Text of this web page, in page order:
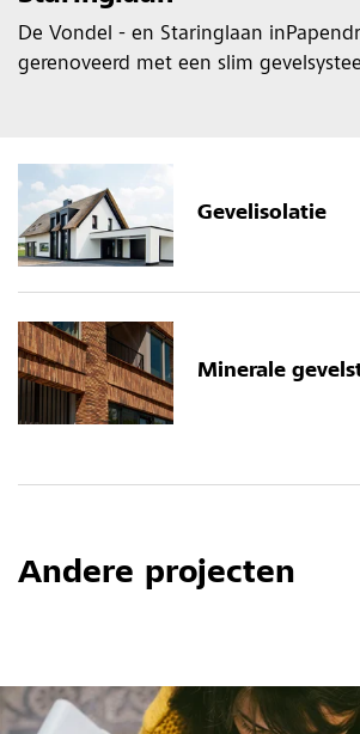
De Vondel - en Staringlaan
gerenoveerd met een slim
Gevelisolatie
Minerale
Andere projecten